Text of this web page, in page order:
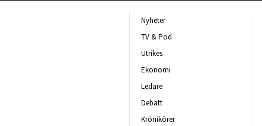
Nyheter
TV & Pod
Utrikes
Ekonomi
Ledare
Debatt
Krönikörer